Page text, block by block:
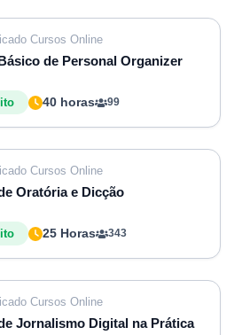
Cursos Online
de Personal Organizer
40 horas 99
Cursos Online
Oratória e Dicção
25 Horas 343
Cursos Online
Jornalismo Digital na Prática